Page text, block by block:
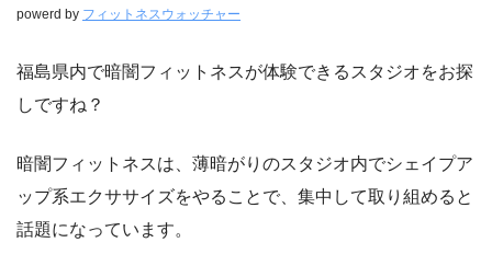
powerd by フィットネスウォッチャー
福島県内で暗闇フィットネスが体験できるスタジオをお探
しですね？
暗闇フィットネスは、薄暗がりのスタジオ内でシェイプア
ップ系エクササイズをやることで、集中して取り組めると
話題になっています。